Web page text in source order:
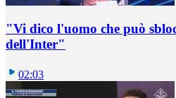
"Vi dico l'uomo che può
dell'Inter"
02:03